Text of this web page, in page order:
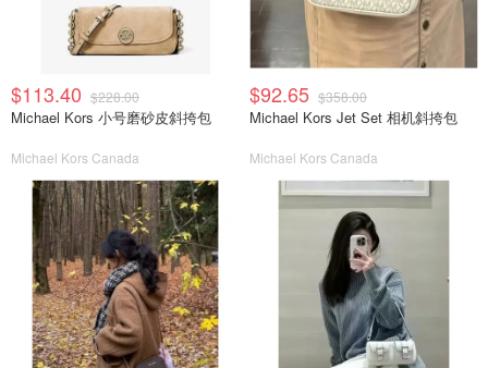
$113.40 $228.00
Michael Kors 小号磨砂皮斜挎包
Michael Kors Canada
$92.65 $358.00
Michael Kors Jet Set 相机斜挎包
Michael Kors Canada